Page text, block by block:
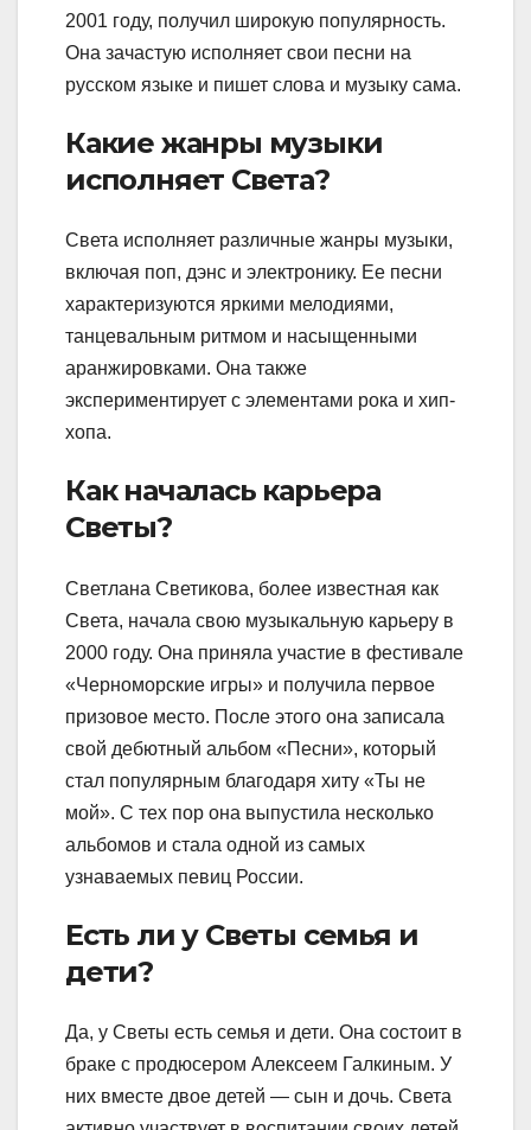
2001 году, получил широкую популярность.
Она зачастую исполняет свои песни на
русском языке и пишет слова и музыку сама.
Какие жанры музыки
исполняет Света?
Света исполняет различные жанры музыки,
включая поп, дэнс и электронику. Ее песни
характеризуются яркими мелодиями,
танцевальным ритмом и насыщенными
аранжировками. Она также
экспериментирует с элементами рока и хип-
хопа.
Как началась карьера
Светы?
Светлана Светикова, более известная как
Света, начала свою музыкальную карьеру в
2000 году. Она приняла участие в фестивале
«Черноморские игры» и получила первое
призовое место. После этого она записала
свой дебютный альбом «Песни», который
стал популярным благодаря хиту «Ты не
мой». С тех пор она выпустила несколько
альбомов и стала одной из самых
узнаваемых певиц России.
Есть ли у Светы семья и
дети?
Да, у Светы есть семья и дети. Она состоит в
браке с продюсером Алексеем Галкиным. У
них вместе двое детей — сын и дочь. Света